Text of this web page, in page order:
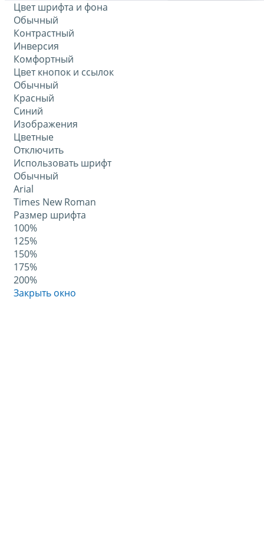
Цвет шрифта и фона
Обычный
Контрастный
Инверсия
Комфортный
Цвет кнопок и ссылок
Обычный
Красный
Синий
Изображения
Цветные
Отключить
Использовать шрифт
Обычный
Arial
Times New Roman
Размер шрифта
100%
125%
150%
175%
200%
Закрыть окно